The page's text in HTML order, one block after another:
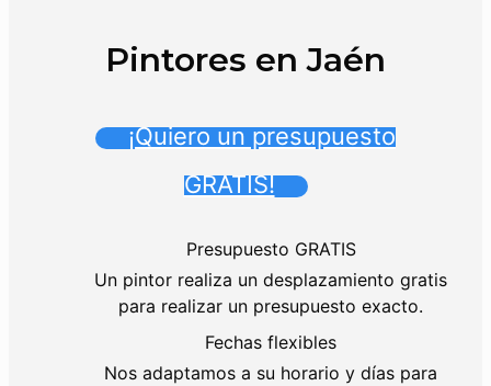
Pintores en Jaén
¡Quiero un presupuesto
GRATIS!
Presupuesto GRATIS
Un pintor realiza un desplazamiento gratis
para realizar un presupuesto exacto.
Fechas flexibles
Nos adaptamos a su horario y días para